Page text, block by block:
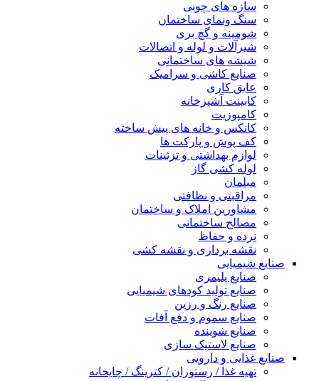
سازه های چوبی
سنگ ونمای ساختمان
شومینه و گچ بری
شیرآلات و لوله و اتصالات
شیشه های ساختمانی
صنایع کاشی و سرامیک
عایق کاری
کابینت آشپزخانه
کامپوزیت
کانکس و خانه های پیش ساخته
کف پوش و پارکت ها
لوازم بهداشتی و تزئینات
لوله کشی گاز
مبلمان
مراقبتی و نظافتی
مشاورین املاک و ساختمان
مصالح ساختمانی
نرده و حفاظ
نقشه برداری و نقشه کشی
صنایع شیمیایی
صنایع پلیمری
صنایع تولید کودهای شیمیایی
صنایع رنگ و رزین
صنایع سموم و دفع آفات
صنایع شوینده
صنایع لاستیک سازی
صنایع غذایی و دارویی
تهیه غذا / رستوران / کترینگ / چایخانه